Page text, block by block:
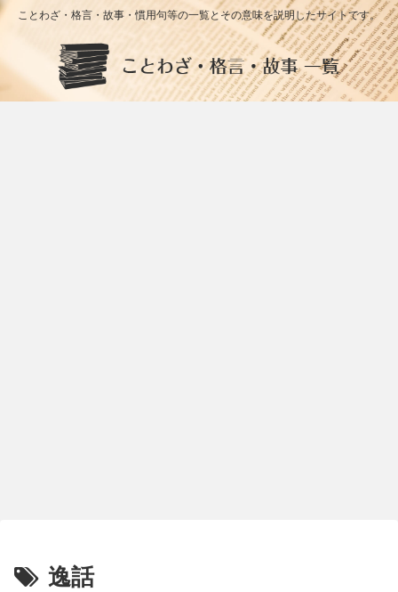
ことわざ・格言・故事・慣用句等の一覧とその意味を説明したサイトです。
逸話